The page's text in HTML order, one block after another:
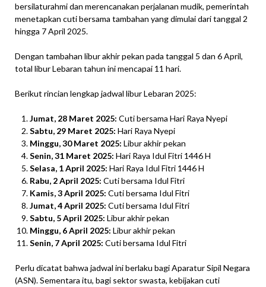
bersilaturahmi dan merencanakan perjalanan mudik, pemerintah
menetapkan cuti bersama tambahan yang dimulai dari tanggal 2
hingga 7 April 2025.
Dengan tambahan libur akhir pekan pada tanggal 5 dan 6 April,
total libur Lebaran tahun ini mencapai 11 hari.
Berikut rincian lengkap jadwal libur Lebaran 2025:
Jumat, 28 Maret 2025: Cuti bersama Hari Raya Nyepi
Sabtu, 29 Maret 2025: Hari Raya Nyepi
Minggu, 30 Maret 2025: Libur akhir pekan
Senin, 31 Maret 2025: Hari Raya Idul Fitri 1446 H
Selasa, 1 April 2025: Hari Raya Idul Fitri 1446 H
Rabu, 2 April 2025: Cuti bersama Idul Fitri
Kamis, 3 April 2025: Cuti bersama Idul Fitri
Jumat, 4 April 2025: Cuti bersama Idul Fitri
Sabtu, 5 April 2025: Libur akhir pekan
Minggu, 6 April 2025: Libur akhir pekan
Senin, 7 April 2025: Cuti bersama Idul Fitri
Perlu dicatat bahwa jadwal ini berlaku bagi Aparatur Sipil Negara
(ASN). Sementara itu, bagi sektor swasta, kebijakan cuti